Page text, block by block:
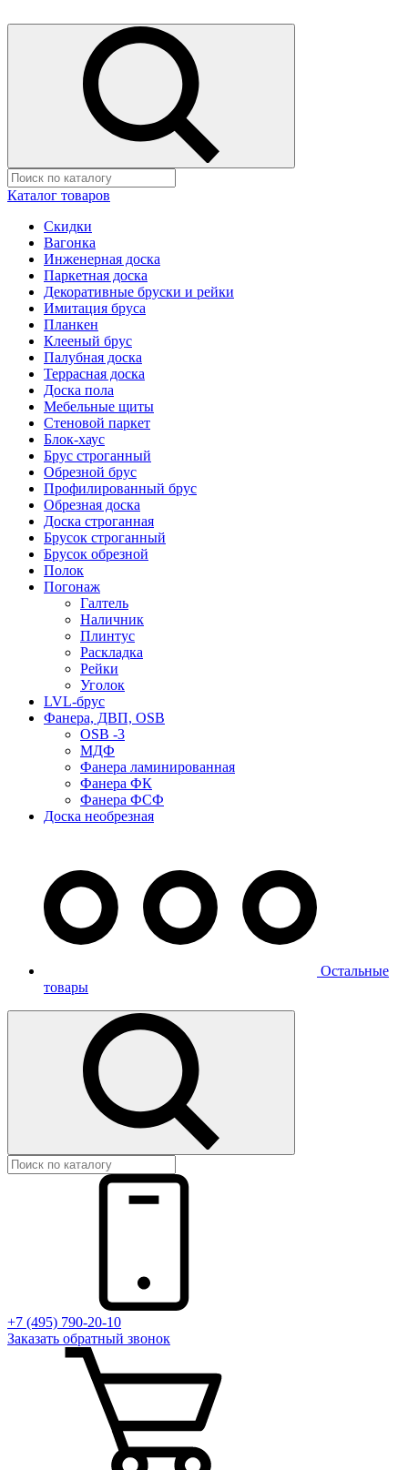
Каталог товаров
Скидки
Вагонка
Инженерная доска
Паркетная доска
Декоративные бруски и рейки
Имитация бруса
Планкен
Клееный брус
Палубная доска
Террасная доска
Доска пола
Мебельные щиты
Стеновой паркет
Блок-хаус
Брус строганный
Обрезной брус
Профилированный брус
Обрезная доска
Доска строганная
Брусок строганный
Брусок обрезной
Полок
Погонаж
Галтель
Наличник
Плинтус
Раскладка
Рейки
Уголок
LVL-брус
Фанера, ДВП, OSB
OSB -3
МДФ
Фанера ламинированная
Фанера ФК
Фанера ФСФ
Доска необрезная
Остальные
товары
+7 (495) 790-20-10
Заказать обратный звонок